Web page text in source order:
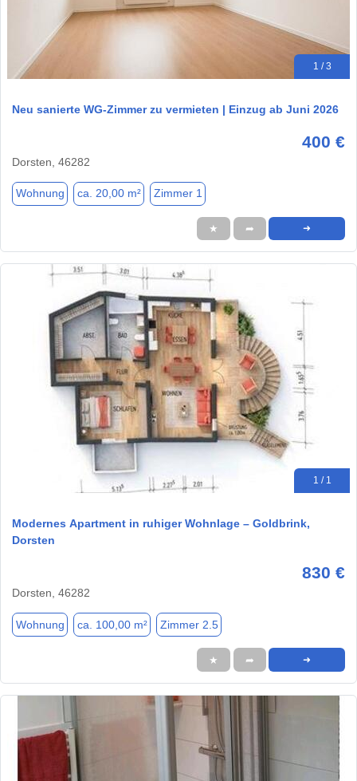
1 / 3
Neu sanierte WG‑Zimmer zu vermieten | Einzug ab Juni 2026
400 €
Dorsten, 46282
Wohnung ca. 20,00 m² Zimmer 1
★ ➦ ➜
1 / 1
Modernes Apartment in ruhiger Wohnlage – Goldbrink,
Dorsten
830 €
Dorsten, 46282
Wohnung ca. 100,00 m² Zimmer 2.5
★ ➦ ➜